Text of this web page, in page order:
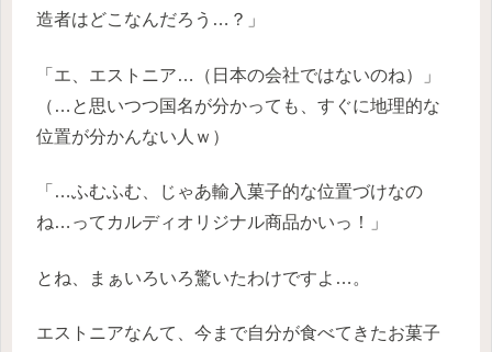
造者はどこなんだろう…？」
「エ、エストニア…（日本の会社ではないのね）」
（…と思いつつ国名が分かっても、すぐに地理的な
位置が分かんない人ｗ）
「…ふむふむ、じゃあ輸入菓子的な位置づけなの
ね…ってカルディオリジナル商品かいっ！」
とね、まぁいろいろ驚いたわけですよ…。
エストニアなんて、今まで自分が食べてきたお菓子